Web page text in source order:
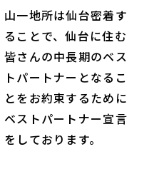
山一地所は仙台密着す
ることで、仙台に住む
皆さんの中長期のベス
トパートナーとなるこ
とをお約束するために
ベストパートナー宣言
をしております。